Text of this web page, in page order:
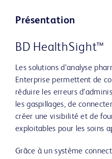
Présentation
BD HealthSight™
Les solutions d’analyse
Enterprise permettent de
réduire les erreurs
les gaspillages, de
créer une visibilité et de
exploitables pour les soins
Grâce à un système